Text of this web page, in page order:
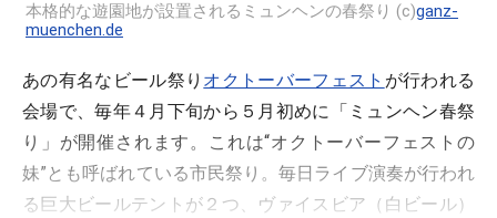
本格的な遊園地が設置されるミュンヘンの春祭り (c)ganz-
muenchen.de
あの有名なビール祭り オクトーバーフェスト が行われる
会場で、毎年４月下旬から５月初めに「ミュンヘン春祭
り」が開催されます。これは“オクトーバーフェストの
妹”とも呼ばれている市民祭り。毎日ライブ演奏が行われ
る巨大ビールテントが２つ、ヴァイスビア（白ビール）